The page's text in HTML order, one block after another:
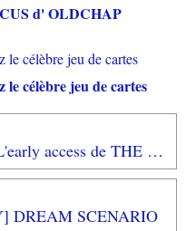
d' OLDCHAP
célèbre jeu de cartes
[MES IMPRESSIONS SUR] L'early access de THE ROGUE PRINCE OF PERSIA sur PC
DREAM SCENARIO